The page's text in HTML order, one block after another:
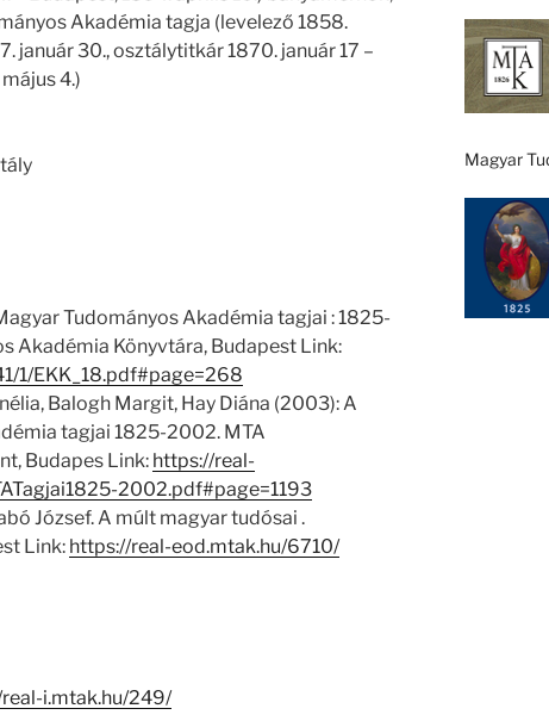
Akadémia tagja (levelező 1858.
január 30., osztálytitkár 1870. január 17 –
4.)
Tudományos Akadémia tagjai : 1825-
Akadémia Könyvtára, Budapest Link:
1/EKK_18.pdf#page=268
Balogh Margit, Hay Diána (2003): A
tagjai 1825-2002. MTA
Budapes Link: https://real-
2002.pdf#page=1193
József. A múlt magyar tudósai .
Link: https://real-eod.mtak.hu/6710/
i.mtak.hu/249/
Magyar